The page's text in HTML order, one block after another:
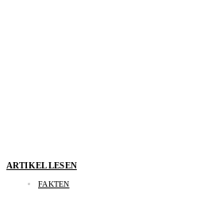
ARTIKEL LESEN
FAKTEN